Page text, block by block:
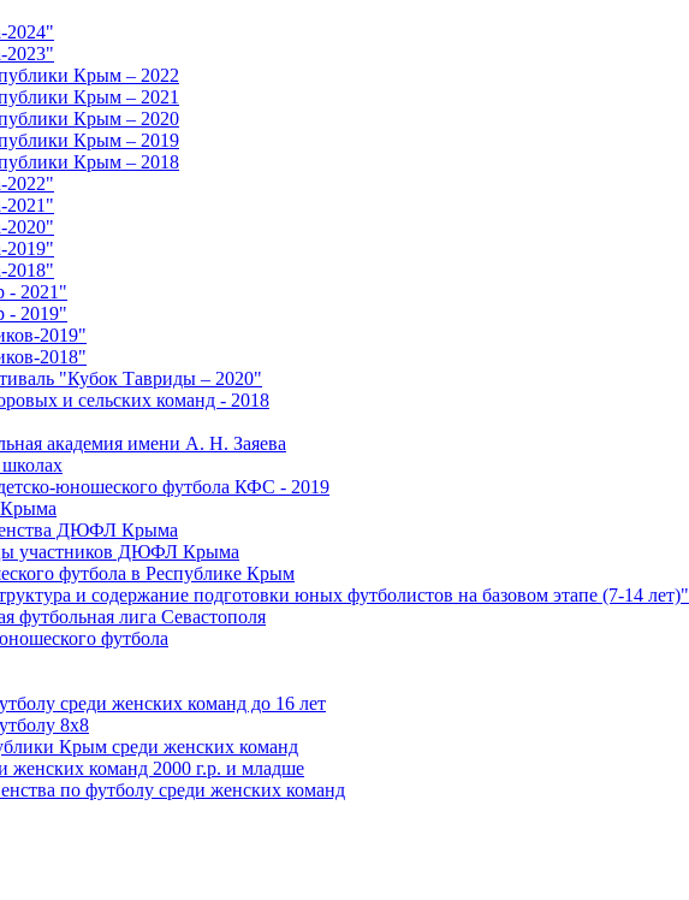
2024"
2023"
Крым – 2022
Крым – 2021
Крым – 2020
Крым – 2019
Крым – 2018
2022"
2021"
2020"
2019"
2018"
- 2021"
- 2019"
2019"
2018"
"Кубок Тавриды – 2020"
и сельских команд - 2018
академия имени А. Н. Заяева
юношеского футбола КФС - 2019
ДЮФЛ Крыма
участников ДЮФЛ Крыма
футбола в Республике Крым
и содержание подготовки юных футболистов на базовом этапе (7-14 лет)"
футбольная лига Севастополя
футбола
среди женских команд до 16 лет
8х8
Крым среди женских команд
женских команд 2000 г.р. и младше
по футболу среди женских команд